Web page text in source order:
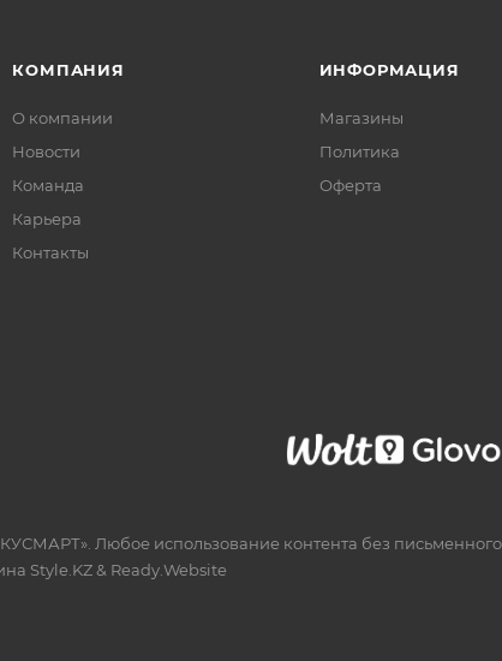
КОМПАНИЯ
О компании
Новости
Команда
Карьера
Контакты
ИНФОРМАЦИЯ
Магазины
Политика
Офертa
Любое использование контента без
Style.KZ& Ready.Website